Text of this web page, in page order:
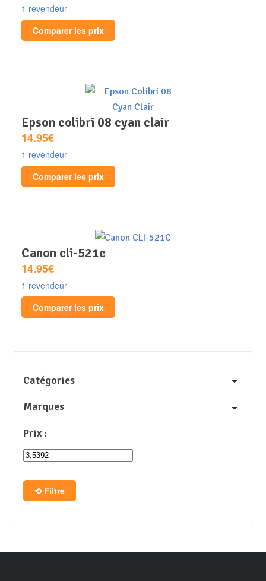
1 revendeur
Comparer les prix
epson colibri 08 cyan clair
14.95€
1 revendeur
Comparer les prix
canon cli-521c
14.95€
1 revendeur
Comparer les prix
Catégories
Marques
Prix :
Filtre